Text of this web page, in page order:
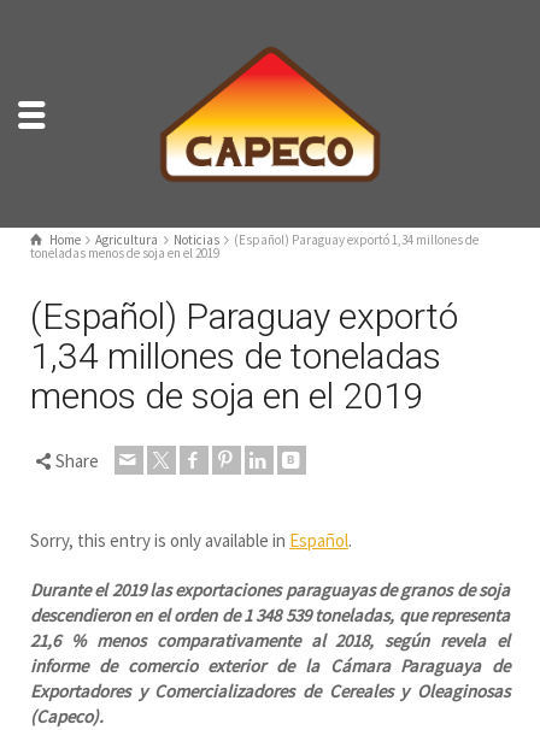
Home Agricultura Noticias (Español) Paraguay exportó 1,34 millones de
toneladas menos de soja en el 2019
(Español) Paraguay exportó
1,34 millones de toneladas
menos de soja en el 2019
Share
Sorry, this entry is only available in Español.
Durante el 2019 las exportaciones paraguayas de granos de soja
descendieron en el orden de 1 348 539 toneladas, que representa
21,6 % menos comparativamente al 2018, según revela el
informe de comercio exterior de la Cámara Paraguaya de
Exportadores y Comercializadores de Cereales y Oleaginosas
(Capeco).